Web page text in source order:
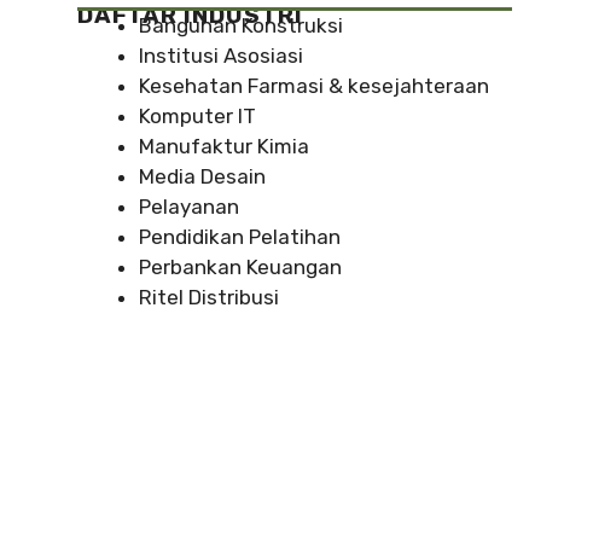
DAFTAR INDUSTRI
Bangunan Konstruksi
Institusi Asosiasi
Kesehatan Farmasi & kesejahteraan
Komputer IT
Manufaktur Kimia
Media Desain
Pelayanan
Pendidikan Pelatihan
Perbankan Keuangan
Ritel Distribusi